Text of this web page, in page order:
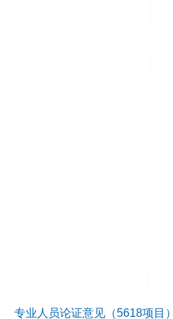
专业人员论证意见（5618项目